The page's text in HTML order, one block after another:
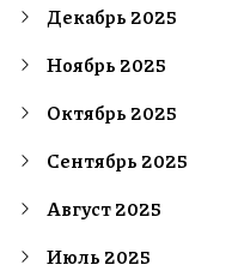
Декабрь 2025
Ноябрь 2025
Октябрь 2025
Сентябрь 2025
Август 2025
Июль 2025